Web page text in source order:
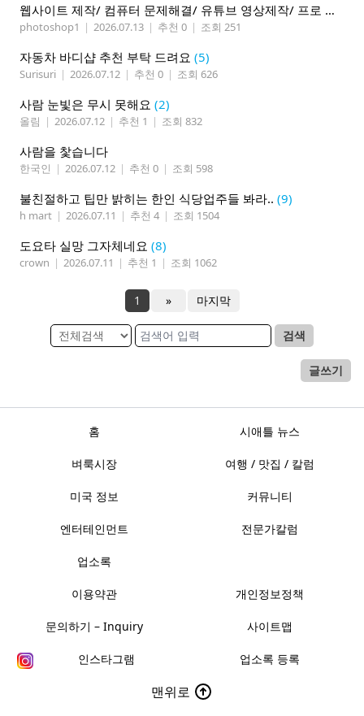
웹사이트 제작/ 컴퓨터 문제해결/ 유튜브 영상제작/ 프로 사진촬영
photoshop1 | 2026.07.13 | 추천 0 | 조회 251
자동차 바디샵 추천 부탁 드려요 (5)
Surisuri | 2026.07.12 | 추천 0 | 조회 626
사람 눈빛은 무시 못해요 (2)
올림 | 2026.07.12 | 추천 1 | 조회 832
사람을 찿습니다
한국인 | 2026.07.12 | 추천 0 | 조회 598
불친절하고 팁만 밝히는 한인 식당업주들 봐라.. (9)
h mart | 2026.07.11 | 추천 4 | 조회 1504
도요타 실망 그자체네요 (8)
crown | 2026.07.11 | 추천 1 | 조회 1062
1 » 마지막
검색
글쓰기
홈 시애틀 뉴스
벼룩시장 여행 / 맛집 / 칼럼
미국 정보 커뮤니티
엔터테인먼트 전문가칼럼
업소록
이용약관 개인정보정책
문의하기 – Inquiry 사이트맵
인스타그램 업소록 등록
맨위로